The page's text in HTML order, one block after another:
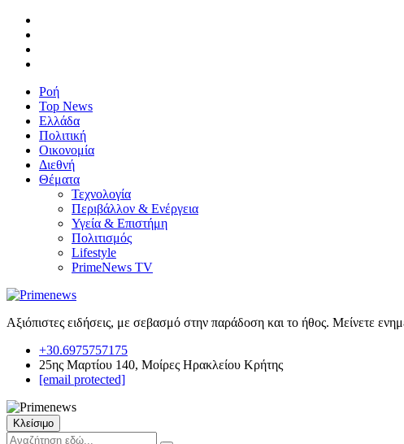
Ροή
Top News
Ελλάδα
Πολιτική
Οικονομία
Διεθνή
Θέματα
Τεχνολογία
Περιβάλλον & Ενέργεια
Υγεία & Επιστήμη
Πολιτισμός
Lifestyle
PrimeNews TV
Αξιόπιστες ειδήσεις, με σεβασμό στην παράδοση και το ήθος. Μείνετε
+30.6975757175
25ης Μαρτίου 140, Μοίρες Ηρακλείου Κρήτης
[email protected]
Κλείσιμο